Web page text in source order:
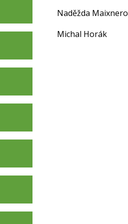
Naděžda
Michal Horák